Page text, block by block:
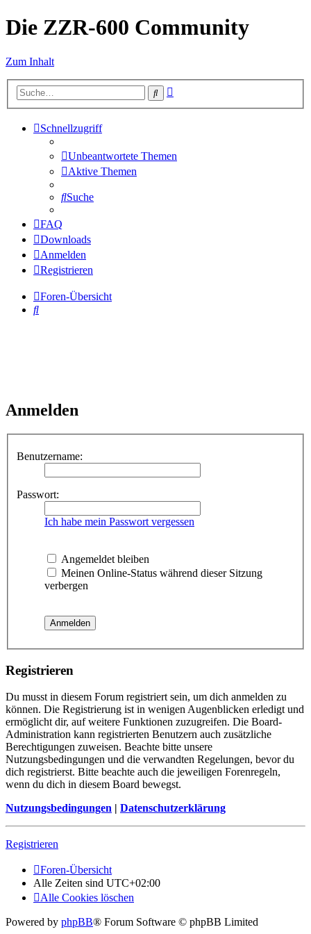
Die ZZR-600 Community
Zum Inhalt
Suche
Schnellzugriff
Unbeantwortete Themen
Aktive Themen
Suche
FAQ
Downloads
Anmelden
Registrieren
Foren-Übersicht
Suche
Anmelden
Benutzername:
Passwort:
Ich habe mein Passwort vergessen
Angemeldet bleiben
Meinen Online-Status während dieser Sitzung
verbergen
Registrieren
Du musst in diesem Forum registriert sein, um dich anmelden zu
können. Die Registrierung ist in wenigen Augenblicken erledigt und
ermöglicht dir, auf weitere Funktionen zuzugreifen. Die Board-
Administration kann registrierten Benutzern auch zusätzliche
Berechtigungen zuweisen. Beachte bitte unsere
Nutzungsbedingungen und die verwandten Regelungen, bevor du
dich registrierst. Bitte beachte auch die jeweiligen Forenregeln,
wenn du dich in diesem Board bewegst.
Nutzungsbedingungen | Datenschutzerklärung
Registrieren
Foren-Übersicht
Alle Zeiten sind UTC+02:00
Alle Cookies löschen
Powered by phpBB® Forum Software © phpBB Limited